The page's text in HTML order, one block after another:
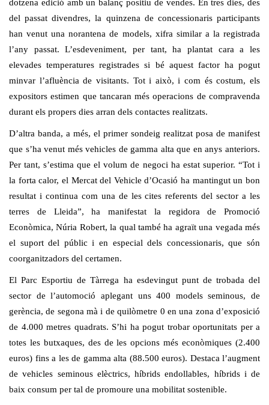
dotzena edició amb un balanç positiu de vendes. En tres dies, des
del passat divendres, la quinzena de concessionaris participants
han venut una norantena de models, xifra similar a la registrada
l’any passat. L’esdeveniment, per tant, ha plantat cara a les
elevades temperatures registrades si bé aquest factor ha pogut
minvar l’afluència de visitants. Tot i això, i com és costum, els
expositors estimen que tancaran més operacions de compravenda
durant els propers dies arran dels contactes realitzats.
D’altra banda, a més, el primer sondeig realitzat posa de manifest
que s’ha venut més vehicles de gamma alta que en anys anteriors.
Per tant, s’estima que el volum de negoci ha estat superior. “Tot i
la forta calor, el Mercat del Vehicle d’Ocasió ha mantingut un bon
resultat i continua com una de les cites referents del sector a les
terres de Lleida”, ha manifestat la regidora de Promoció
Econòmica, Núria Robert, la qual també ha agraït una vegada més
el suport del públic i en especial dels concessionaris, que són
coorganitzadors del certamen.
El Parc Esportiu de Tàrrega ha esdevingut punt de trobada del
sector de l’automoció aplegant uns 400 models seminous, de
gerència, de segona mà i de quilòmetre 0 en una zona d’exposició
de 4.000 metres quadrats. S’hi ha pogut trobar oportunitats per a
totes les butxaques, des de les opcions més econòmiques (2.400
euros) fins a les de gamma alta (88.500 euros). Destaca l’augment
de vehicles seminous elèctrics, híbrids endollables, híbrids i de
baix consum per tal de promoure una mobilitat sostenible.